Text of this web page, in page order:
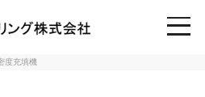
鹿島エンジニアリング株
度充填機